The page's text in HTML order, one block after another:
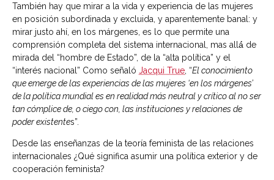
También hay que mirar a la vida y experiencia de las mujeres
en posición subordinada y excluida, y aparentemente banal: y
mirar justo ahí, en los márgenes, es lo que permite una
comprensión completa del sistema internacional, mas allá́ de
mirada del “hombre de Estado”, de la “alta política” y el
“interés nacional” Como señaló Jacqui True , “El conocimiento
que emerge de las experiencias de las mujeres ‘en los márgenes’
de la política mundial es en realidad más neutral y crítico al no ser
tan cómplice de, o ciego con, las instituciones y relaciones de
poder existentes”.
Desde las enseñanzas de la teoría feminista de las relaciones
internacionales ¿Qué significa asumir una política exterior y de
cooperación feminista?